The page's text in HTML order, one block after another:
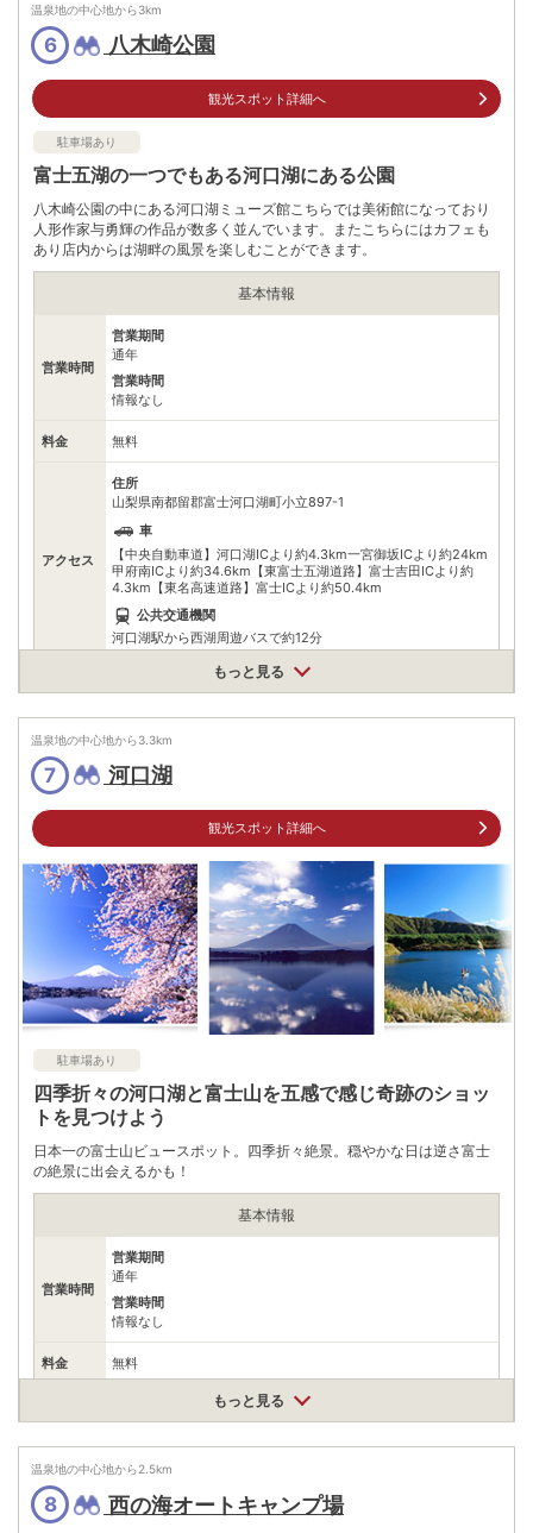
電話番号 0555720029
問合せください。
※ 料金情報は税込・税抜表記が混ざっております。正しい金額はご利用前にご
自身でお問合せください。
温泉地の中心地から3km
6 八木崎公園
観光スポット詳細へ
駐車場あり
富士五湖の一つでもある河口湖にある公園
八木崎公園の中にある河口湖ミューズ館こちらでは美術館になっており
人形作家与勇輝の作品が数多く並んでいます。またこちらにはカフェも
あり店内からは湖畔の風景を楽しむことができます。
基本情報
営業時間
営業期間
通年
営業時間
情報なし
料金 無料
アクセス
住所
山梨県南都留郡富士河口湖町小立897-1
車
【中央自動車道】河口湖ICより約4.3km一宮御坂ICより約24km
甲府南ICより約34.6km【東富士五湖道路】富士吉田ICより約
4.3km【東名高速道路】富士ICより約50.4km
公共交通機関
河口湖駅から西湖周遊バスで約12分
0555721976
※問い合わせ先：富士河口湖町役場都市整備課
※ 掲載情報は変更になる場合があります。最新の内容はご利用前にご自身でお
問合せください。
※ 料金情報は税込・税抜表記が混ざっております。正しい金額はご利用前にご
自身でお問合せください。
もっと見る
温泉地の中心地から3.3km
7 河口湖
観光スポット詳細へ
駐車場あり
四季折々の河口湖と富士山を五感で感じ奇跡のショッ
トを見つけよう
日本一の富士山ビュースポット。四季折々絶景。穏やかな日は逆さ富士
の絶景に出会えるかも！
基本情報
営業時間
営業期間
通年
営業時間
情報なし
料金 無料
アクセス
山梨県富士河口湖町
車
中央自動車道路｢河口湖IC｣から車で約5分須走ICから車で約20分
公共交通機関
もっと見る
温泉地の中心地から2.5km
8 西の海オートキャンプ場